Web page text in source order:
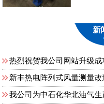
新
热烈祝贺我公司网站升级成
新丰热电阵列式风量测量改
我公司为中石化华北油气生